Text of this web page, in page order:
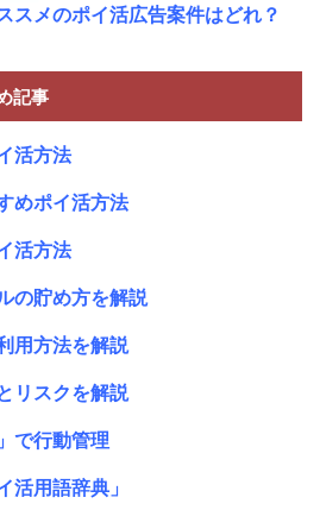
スメのポイ活広告案件はどれ？
記事
活方法
めポイ活方法
活方法
の貯め方を解説
用方法を解説
リスクを解説
で行動管理
活用語辞典」